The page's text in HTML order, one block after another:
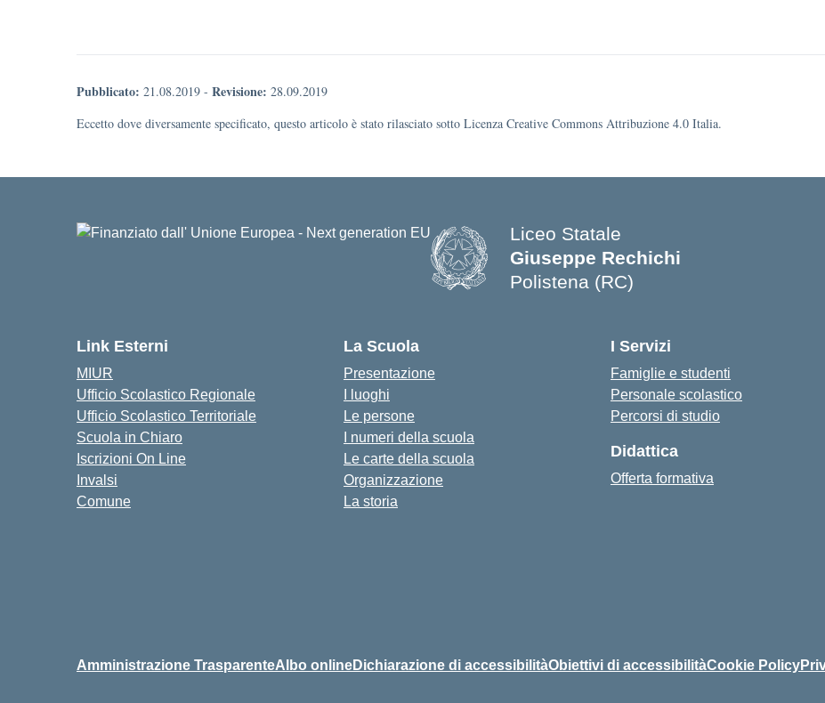
Pubblicato: 21.08.2019 - Revisione: 28.09.2019
Eccetto dove diversamente specificato, questo articolo è stato rilasciato sotto Licenza Creative Commons Attribuzione 4.0 Italia.
Liceo Statale
Giuseppe Rechichi
Polistena (RC)
Link Esterni
MIUR
Ufficio Scolastico Regionale
Ufficio Scolastico Territoriale
Scuola in Chiaro
Iscrizioni On Line
Invalsi
Comune
La Scuola
Presentazione
I luoghi
Le persone
I numeri della scuola
Le carte della scuola
Organizzazione
La storia
I Servizi
Famiglie e studenti
Personale scolastico
Percorsi di studio
Didattica
Offerta formativa
Amministrazione TrasparenteAlbo onlineDichiarazione di accessibilitàObiettivi di accessibilitàCookie Policy